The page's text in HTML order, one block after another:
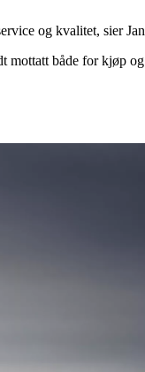
og kvalitet, sier
mottatt både for kjøp